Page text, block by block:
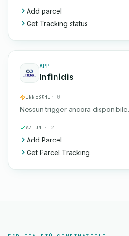
Add parcel
Get Tracking status
APP
Infinidis
INNESCHI · 0
Nessun trigger ancora disponibile.
AZIONI · 2
Add Parcel
Get Parcel Tracking